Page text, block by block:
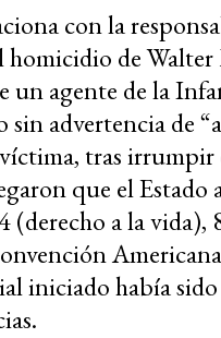
con la
de Walter
un agente de la
sin advertencia de
tras
que el Estado
(derecho a la
iniciado había